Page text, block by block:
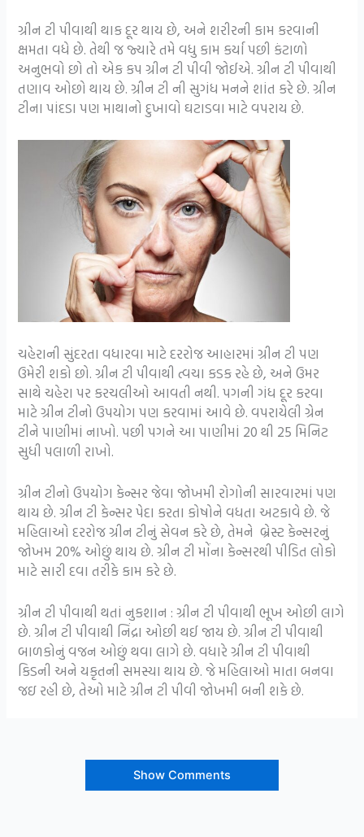
ગ્રીન ટી પીવાથી થાક દૂર થાય છે, અને શરીરની કામ કરવાની
ક્ષમતા વધે છે. તેથી જ જ્યારે તમે વધુ કામ કર્યા પછી કંટાળો
અનુભવો છો તો એક કપ ગ્રીન ટી પીવી જોઈએ. ગ્રીન ટી પીવાથી
તણાવ ઓછો થાય છે. ગ્રીન ટી ની સુગંધ મનને શાંત કરે છે. ગ્રીન
ટીના પાંદડા પણ માથાનો દુખાવો ઘટાડવા માટે વપરાય છે.
ચહેરાની સુંદરતા વધારવા માટે દરરોજ આહારમાં ગ્રીન ટી પણ
ઉમેરી શકો છો. ગ્રીન ટી પીવાથી ત્વચા કડક રહે છે, અને ઉમર
સાથે ચહેરા પર કરચલીઓ આવતી નથી. પગની ગંધ દૂર કરવા
માટે ગ્રીન ટીનો ઉપયોગ પણ કરવામાં આવે છે. વપરાયેલી ગ્રેન
ટીને પાણીમાં નાખો. પછી પગને આ પાણીમાં 20 થી 25 મિનિટ
સુધી પલાળી રાખો.
ગ્રીન ટીનો ઉપયોગ કેન્સર જેવા જોખમી રોગોની સારવારમાં પણ
થાય છે. ગ્રીન ટી કેન્સર પેદા કરતા કોષોને વધતા અટકાવે છે. જે
મહિલાઓ દરરોજ ગ્રીન ટીનું સેવન કરે છે, તેમને બ્રેસ્ટ કેન્સરનું
જોખમ 20% ઓછું થાય છે. ગ્રીન ટી મોંના કેન્સરથી પીડિત લોકો
માટે સારી દવા તરીકે કામ કરે છે.
ગ્રીન ટી પીવાથી થતાં નુકશાન : ગ્રીન ટી પીવાથી ભૂખ ઓછી લાગે
છે. ગ્રીન ટી પીવાથી નિંદ્રા ઓછી થઈ જાય છે. ગ્રીન ટી પીવાથી
બાળકોનું વજન ઓછું થવા લાગે છે. વધારે ગ્રીન ટી પીવાથી
કિડની અને યકૃતની સમસ્યા થાય છે. જે મહિલાઓ માતા બનવા
જઇ રહી છે, તેઓ માટે ગ્રીન ટી પીવી જોખમી બની શકે છે.
Show Comments